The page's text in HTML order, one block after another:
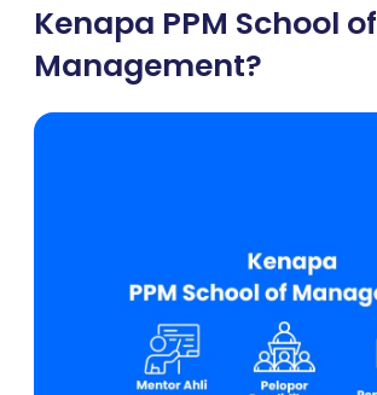
Kenapa PPM School of
Management?